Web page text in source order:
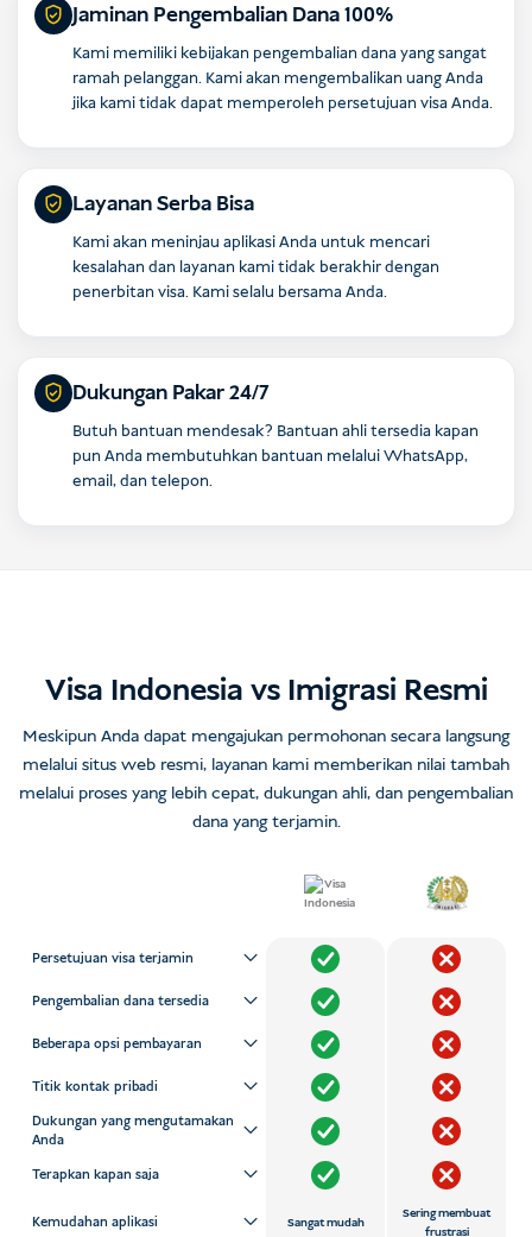
Jaminan Pengembalian Dana 100%
Kami memiliki kebijakan pengembalian dana yang sangat
ramah pelanggan. Kami akan mengembalikan uang Anda
jika kami tidak dapat memperoleh persetujuan visa Anda.
Layanan Serba Bisa
Kami akan meninjau aplikasi Anda untuk mencari
kesalahan dan layanan kami tidak berakhir dengan
penerbitan visa. Kami selalu bersama Anda.
Dukungan Pakar 24/7
Butuh bantuan mendesak? Bantuan ahli tersedia kapan
pun Anda membutuhkan bantuan melalui WhatsApp,
email, dan telepon.
Visa Indonesia vs Imigrasi Resmi
Meskipun Anda dapat mengajukan permohonan secara langsung
melalui situs web resmi, layanan kami memberikan nilai tambah
melalui proses yang lebih cepat, dukungan ahli, dan pengembalian
dana yang terjamin.
Persetujuan visa terjamin
Pengembalian dana tersedia
Beberapa opsi pembayaran
Titik kontak pribadi
Dukungan yang mengutamakan
Anda
Terapkan kapan saja
Kemudahan aplikasi Sangat mudah
Sering membuat
frustrasi